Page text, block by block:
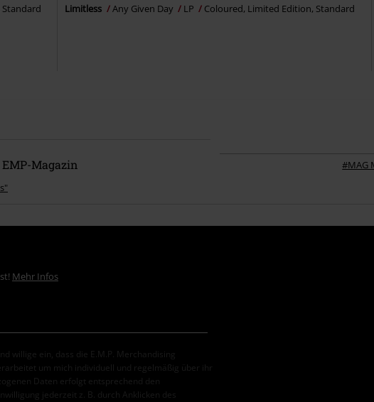
Limitless Any Given Day LP Coloured, Limited Edition, Standard
Magazin #MAG
Mehr Infos
willige ein, dass die E.M.P. Merchandising
um mich individuell und regelmäßig über ihr
Daten erfolgt entsprechend den
jederzeit z. B. durch Anklicken des